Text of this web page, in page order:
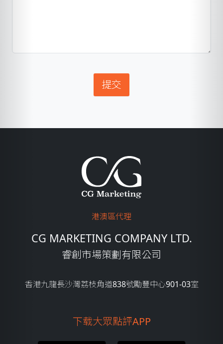
港澳區代理
CG MARKETING COMPANY LTD.
睿創市場策劃有限公司
香港九龍長沙灣荔枝角道838號勵豐中心901-03室
下载大眾點評APP